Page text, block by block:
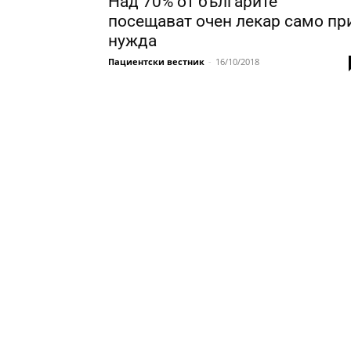
посещават очен лекар само
нужда
Пациентски вестник - 16/10/2018